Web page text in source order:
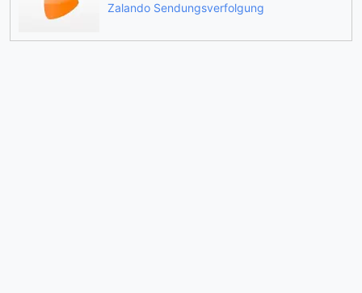
Zalando Sendungsverfolgung